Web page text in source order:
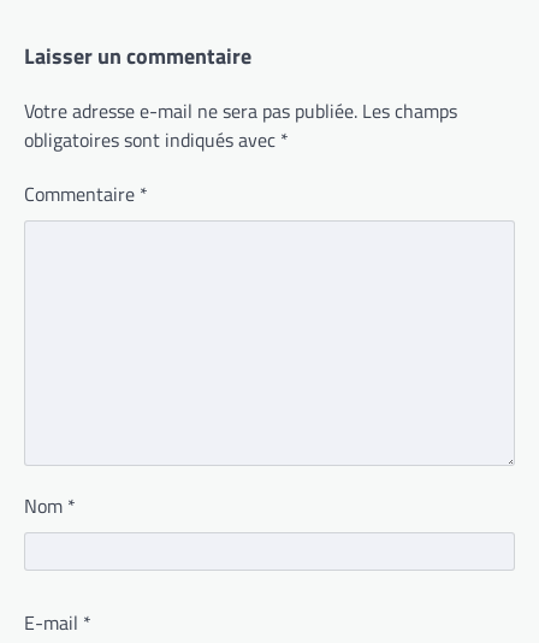
Laisser un commentaire
Votre adresse e-mail ne sera pas publiée. Les champs
obligatoires sont indiqués avec *
Commentaire *
Nom *
E-mail *